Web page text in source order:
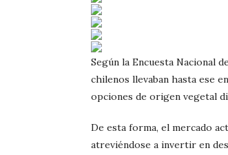
Según la Encuesta Nacional
chilenos llevaban hasta ese
opciones de origen vegetal
De esta forma, el mercado
atreviéndose a invertir en